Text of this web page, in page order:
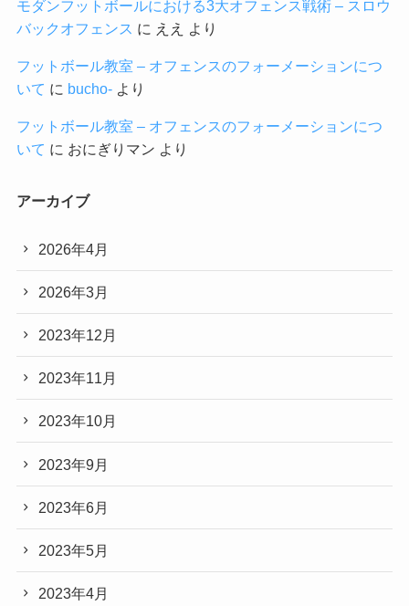
モダンフットボールにおける3大オフェンス戦術 – スロウ
バックオフェンス に ええ より
フットボール教室 – オフェンスのフォーメーションにつ
いて に bucho-より
フットボール教室 – オフェンスのフォーメーションにつ
いて に おにぎりマン より
アーカイブ
2026年4月
2026年3月
2023年12月
2023年11月
2023年10月
2023年9月
2023年6月
2023年5月
2023年4月